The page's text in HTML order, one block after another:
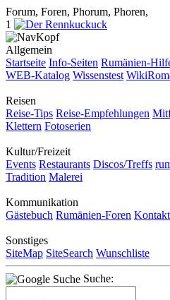
Forum, Foren, Phorum, Phoren,
1
Allgemein
Startseite Info-Seiten Rumänien-
WEB-Katalog Wissenstest
Reisen
Reise-Tips Reise-Empfehlungen
Klettern Fotoserien
Kultur/Freizeit
Events Restaurants Discos/Treffs
Tradition Malerei
Kommunikation
Gästebuch Rumänien-Foren Kontakt
Sonstiges
SiteMap SiteSearch Wunschliste
Suche: